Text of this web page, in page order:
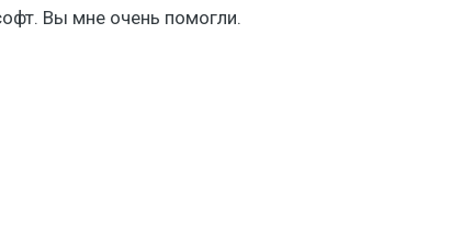
Вы мне очень помогли.